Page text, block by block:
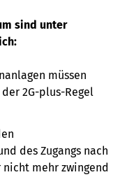
sind unter
müssen
2G-plus-Regel
des Zugangs nach
mehr zwingend